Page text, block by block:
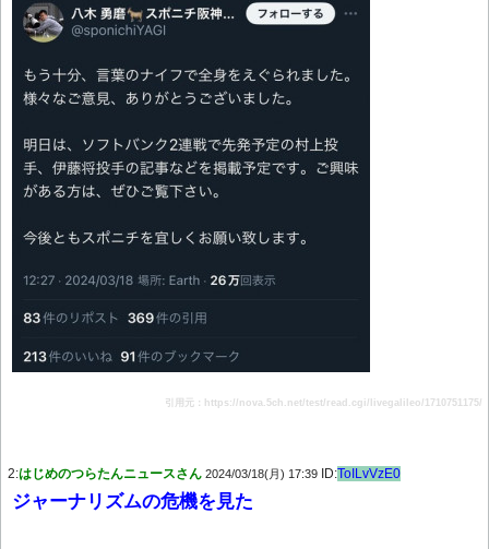
引用元：https://nova.5ch.net/test/read.cgi/livegalileo/1710751175/
2:はじめのつらたんニュースさん 2024/03/18(月) 17:39 ID:ToILvVzE0
ジャーナリズムの危機を見た